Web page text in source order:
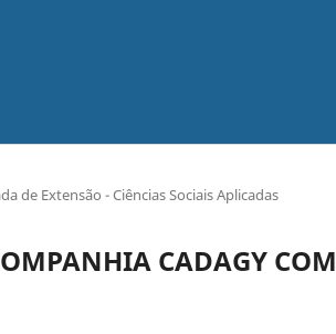
de Extensão - Ciências Sociais Aplicadas
CADAGY COM